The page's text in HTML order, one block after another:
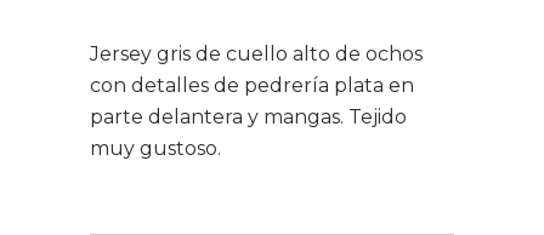
Jersey gris de cuello alto de ochos
con detalles de pedrería plata en
parte delantera y mangas. Tejido
muy gustoso.